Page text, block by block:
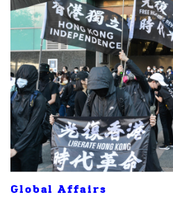
Global Affairs